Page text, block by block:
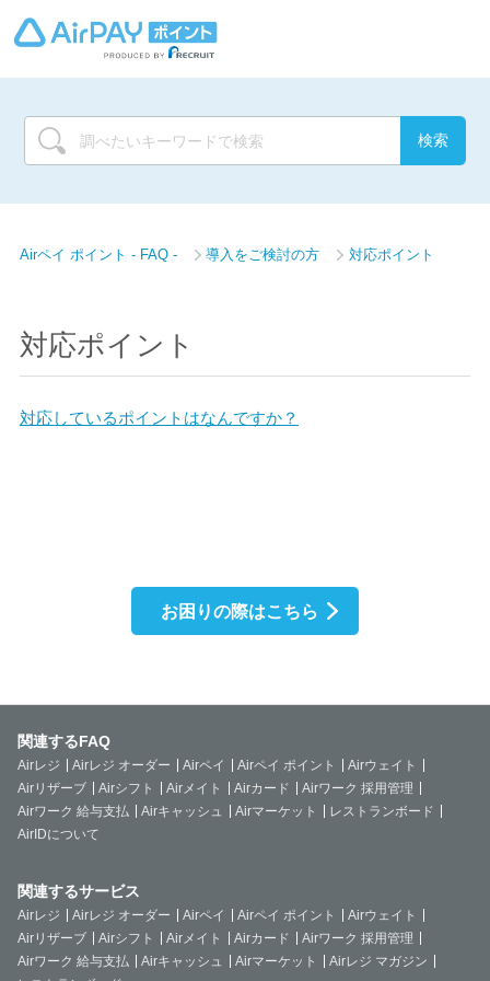
Airペイ ポイント - FAQ - 導入をご検討の方 対応ポイント
対応ポイント
対応しているポイントはなんですか？
お困りの際はこちら
関連するFAQ
Airレジ Airレジ オーダー Airペイ Airペイ ポイント
Airウェイト
Airリザーブ
Airシフト Airメイト Airカード
Airワーク 採用管理
Airワーク 給与支払
Airキャッシュ Airマーケット
レストランボード
AirIDについて
関連するサービス
Airレジ Airレジ オーダー Airペイ Airペイ ポイント
Airウェイト
Airリザーブ
Airシフト Airメイト Airカード
Airワーク 採用管理
Airワーク 給与支払
Airキャッシュ Airマーケット
Airレジ マガジン